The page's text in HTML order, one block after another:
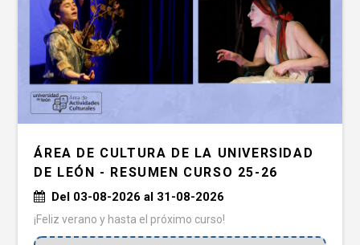
ÁREA DE CULTURA DE LA UNIVERSIDAD
DE LEÓN - RESUMEN CURSO 25-26
Del 03-08-2026 al 31-08-2026
¡Feliz verano y hasta el próximo curso!